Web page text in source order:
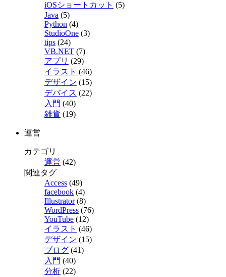
iOSショートカット (5)
Java (5)
Python (4)
StudioOne (3)
tips (24)
VB.NET (7)
アプリ (29)
イラスト (46)
デザイン (15)
デバイス (22)
入門 (40)
雑貨 (19)
運営
カテゴリ
運営 (42)
関連タグ
Access (49)
facebook (4)
Illustrator(8)
WordPress (76)
YouTube (12)
イラスト (46)
デザイン (15)
ブログ (41)
入門 (40)
分析 (22)